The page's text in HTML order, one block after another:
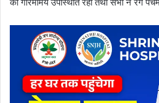
की गरिमामय उपस्थिति रही तथा सभी ने रंग